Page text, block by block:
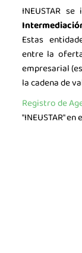
INEUSTAR
Estas
entre la
empresarial
la cadena de
Registro de
"INEUSTAR"